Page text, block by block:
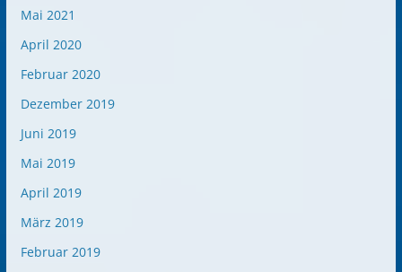
Mai 2021
April 2020
Februar 2020
Dezember 2019
Juni 2019
Mai 2019
April 2019
März 2019
Februar 2019